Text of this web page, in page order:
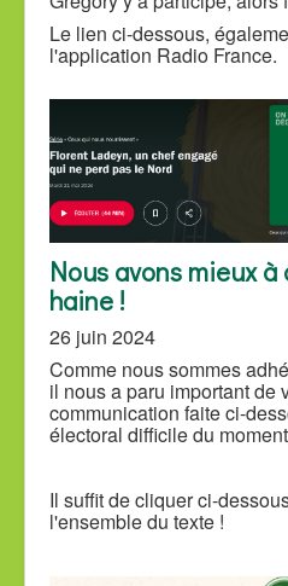
Le lien ci-dessous,
l'application Radio France.
Nous avons mieux
haine !
26 juin 2024
Comme nous sommes
il nous a paru important de
communication faite ci-
électoral difficile du
Il suffit de cliquer ci-
l'ensemble du texte !